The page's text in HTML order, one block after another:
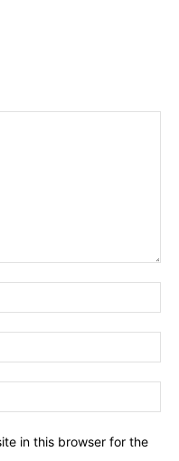
in this browser for the